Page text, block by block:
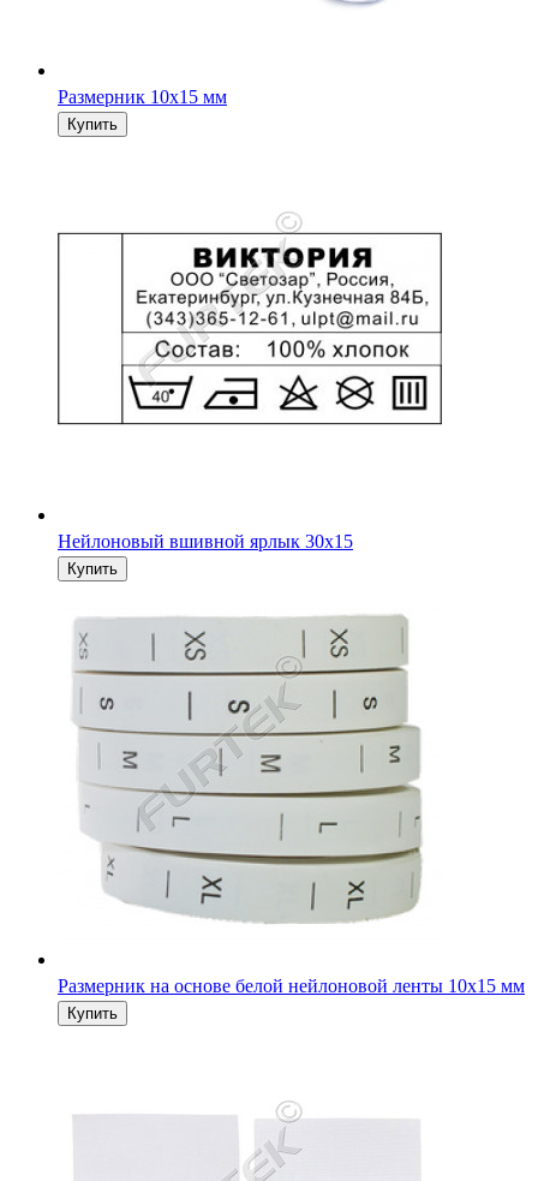
Размерник 10х15 мм
Нейлоновый вшивной ярлык 30х15
Размерник на основе белой нейлоновой ленты 10х15 мм